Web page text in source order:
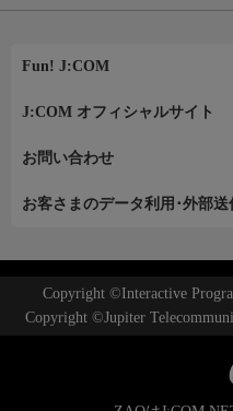
Fun! J:COM
J:COM オフィシャルサイト
お問い合わせ
お客さまのデータ利用･外部送
Copyright ©Interactive
Copyright ©Jupiter